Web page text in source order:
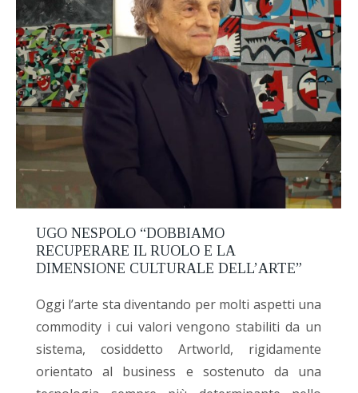
UGO NESPOLO “DOBBIAMO
RECUPERARE IL RUOLO E LA
DIMENSIONE CULTURALE DELL’ARTE”
Oggi l’arte sta diventando per molti aspetti una
commodity i cui valori vengono stabiliti da un
sistema, cosiddetto Artworld, rigidamente
orientato al business e sostenuto da una